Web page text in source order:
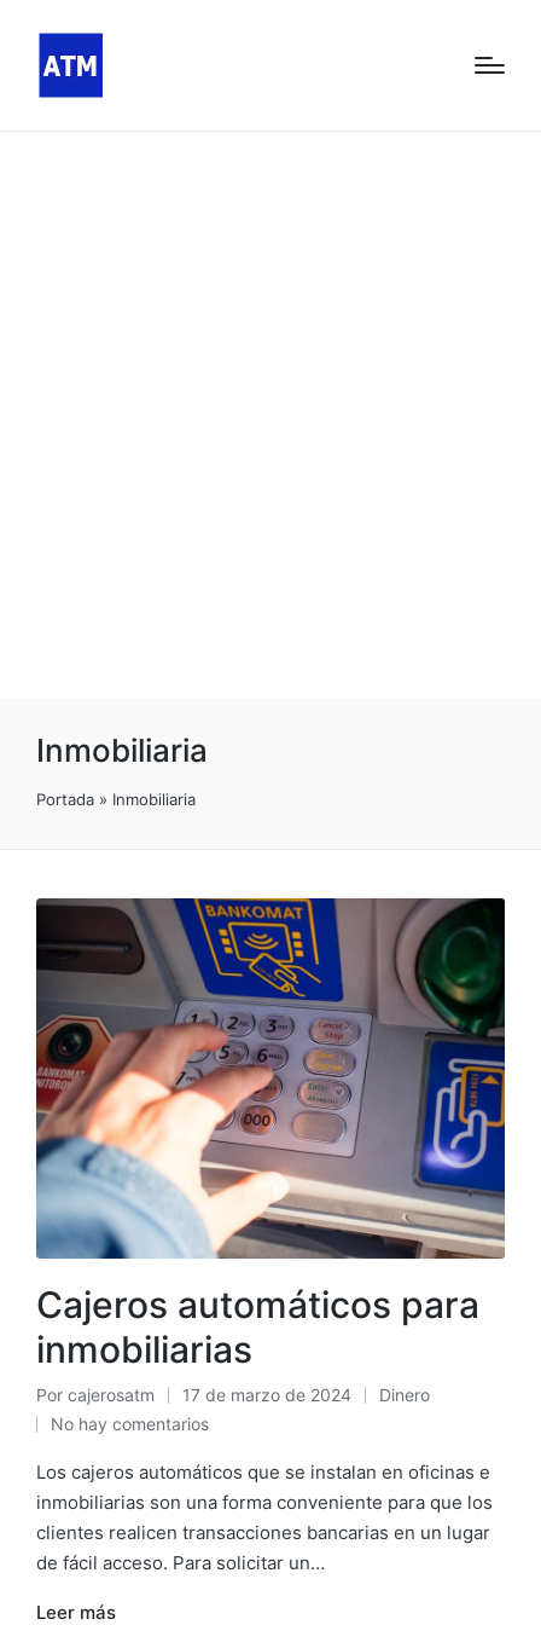
Inmobiliaria
Portada » Inmobiliaria
Cajeros automáticos para
inmobiliarias
Publicado
por
Por cajerosatm 17 de marzo de 2024
Publicado
Dinero
No hay comentarios
Los cajeros automáticos que se instalan en oficinas e
inmobiliarias son una forma conveniente para que los
clientes realicen transacciones bancarias en un lugar
de fácil acceso. Para solicitar un…
Leer más